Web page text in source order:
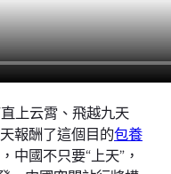
上云霄、飛越九天
報酬了這個目的包養
中國不只要“上天”，